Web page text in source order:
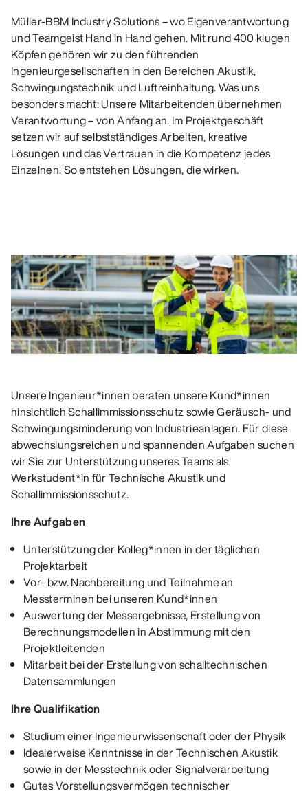
Müller-BBM Industry Solutions – wo Eigenverantwortung
und Teamgeist Hand in Hand gehen. Mit rund 400 klugen
Köpfen gehören wir zu den führenden
Ingenieurgesellschaften in den Bereichen Akustik,
Schwingungstechnik und Luftreinhaltung. Was uns
besonders macht: Unsere Mitarbeitenden übernehmen
Verantwortung – von Anfang an. Im Projektgeschäft
setzen wir auf selbstständiges Arbeiten, kreative
Lösungen und das Vertrauen in die Kompetenz jedes
Einzelnen. So entstehen Lösungen, die wirken.
Unsere Ingenieur*innen beraten unsere Kund*innen
hinsichtlich Schallimmissionsschutz sowie Geräusch- und
Schwingungsminderung von Industrieanlagen. Für diese
abwechslungsreichen und spannenden Aufgaben suchen
wir Sie zur Unterstützung unseres Teams als
Werkstudent*in für Technische Akustik und
Schallimmissionsschutz.
Ihre Aufgaben
Unterstützung der Kolleg*innen in der täglichen
Projektarbeit
Vor- bzw. Nachbereitung und Teilnahme an
Messterminen bei unseren Kund*innen
Auswertung der Messergebnisse, Erstellung von
Berechnungsmodellen in Abstimmung mit den
Projektleitenden
Mitarbeit bei der Erstellung von schalltechnischen
Datensammlungen
Ihre Qualifikation
Studium einer Ingenieurwissenschaft oder der Physik
Idealerweise Kenntnisse in der Technischen Akustik
sowie in der Messtechnik oder Signalverarbeitung
Gutes Vorstellungsvermögen technischer